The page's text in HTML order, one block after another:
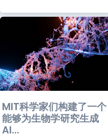
MIT科学家们构建了一个
能够为生物学研究生成
AI...